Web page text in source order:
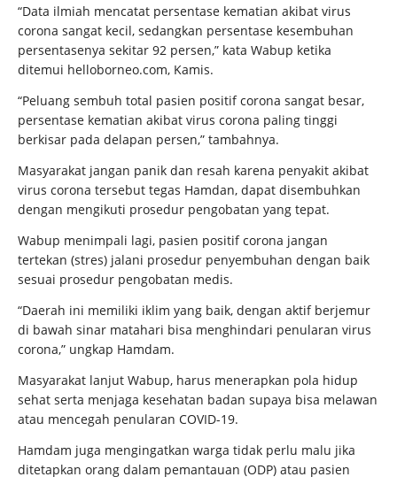
“Data ilmiah mencatat persentase kematian akibat virus
corona sangat kecil, sedangkan persentase kesembuhan
persentasenya sekitar 92 persen,” kata Wabup ketika
ditemui helloborneo.com, Kamis.
“Peluang sembuh total pasien positif corona sangat besar,
persentase kematian akibat virus corona paling tinggi
berkisar pada delapan persen,” tambahnya.
Masyarakat jangan panik dan resah karena penyakit akibat
virus corona tersebut tegas Hamdan, dapat disembuhkan
dengan mengikuti prosedur pengobatan yang tepat.
Wabup menimpali lagi, pasien positif corona jangan
tertekan (stres) jalani prosedur penyembuhan dengan baik
sesuai prosedur pengobatan medis.
“Daerah ini memiliki iklim yang baik, dengan aktif berjemur
di bawah sinar matahari bisa menghindari penularan virus
corona,” ungkap Hamdam.
Masyarakat lanjut Wabup, harus menerapkan pola hidup
sehat serta menjaga kesehatan badan supaya bisa melawan
atau mencegah penularan COVID-19.
Hamdam juga mengingatkan warga tidak perlu malu jika
ditetapkan orang dalam pemantauan (ODP) atau pasien